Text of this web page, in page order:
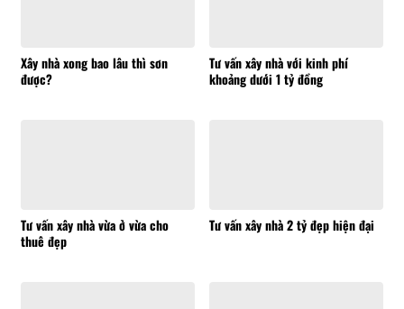
Xây nhà xong bao lâu thì sơn
được?
Tư vấn xây nhà với kinh phí
khoảng dưới 1 tỷ đồng
Tư vấn xây nhà vừa ở vừa cho
thuê đẹp
Tư vấn xây nhà 2 tỷ đẹp hiện đại